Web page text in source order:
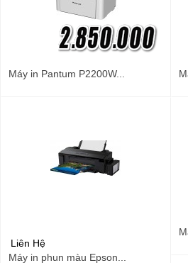
Máy in Pantum P2200W...
Liên Hệ
Máy in phun màu Epson...